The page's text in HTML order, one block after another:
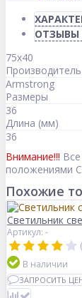
ОТЗЫВЫ
75х40
Производитель
Armstrong
Размеры
36
Длина (мм)
36
Внимание!!!
положениями
Похожие
Светильник
Артикул: -
В наличии
ЗАПРОСИТЬ